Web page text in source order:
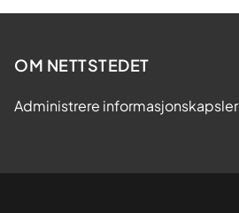
OM NETTSTEDET
Administrere informasjonskapsler